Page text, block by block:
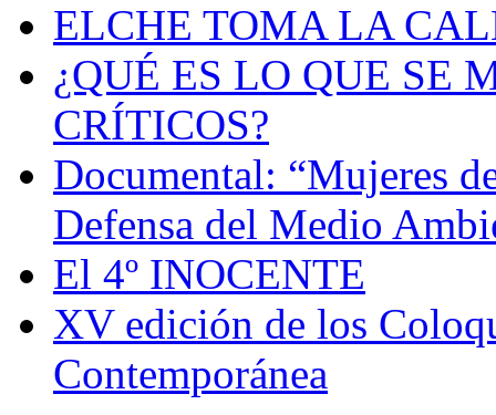
ELCHE TOMA LA
¿QUÉ ES LO QUE SE
CRÍTICOS?
Documental: “Mujeres
Defensa del Medio
El 4º INOCENTE
XV edición de los
Contemporánea